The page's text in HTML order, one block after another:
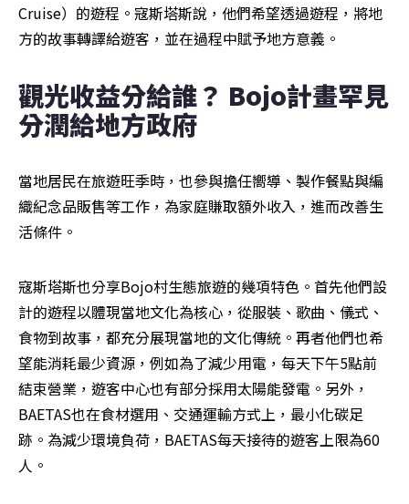
Cruise）的遊程。寇斯塔斯說，他們希望透過遊程，將地
方的故事轉譯給遊客，並在過程中賦予地方意義。
觀光收益分給誰？ Bojo計畫罕見
分潤給地方政府
當地居民在旅遊旺季時，也參與擔任嚮導、製作餐點與編
織紀念品販售等工作，為家庭賺取額外收入，進而改善生
活條件。
寇斯塔斯也分享Bojo村生態旅遊的幾項特色。首先他們設
計的遊程以體現當地文化為核心，從服裝、歌曲、儀式、
食物到故事，都充分展現當地的文化傳統。再者他們也希
望能消耗最少資源，例如為了減少用電，每天下午5點前
結束營業，遊客中心也有部分採用太陽能發電。另外，
BAETAS也在食材選用、交通運輸方式上，最小化碳足
跡。為減少環境負荷，BAETAS每天接待的遊客上限為60
人。